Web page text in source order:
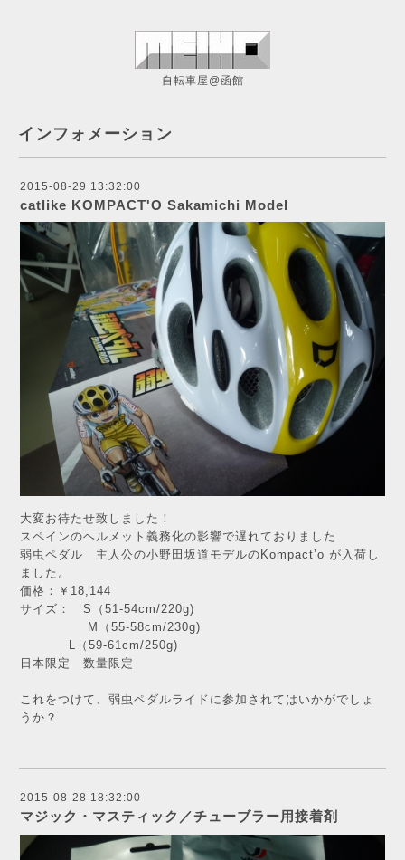
自転車屋@函館
インフォメーション
2015-08-29 13:32:00
catlike KOMPACT'O Sakamichi Model
大変お待たせ致しました！
スペインのヘルメット義務化の影響で遅れておりました
弱虫ペダル 主人公の小野田坂道モデルのKompact’o が入荷し
ました。
価格：￥18,144
サイズ： S（51-54cm/220g)
M（55-58cm/230g)
L（59-61cm/250g)
日本限定 数量限定
これをつけて、弱虫ペダルライドに参加されてはいかがでしょ
うか？
2015-08-28 18:32:00
マジック・マスティック／チューブラー用接着剤